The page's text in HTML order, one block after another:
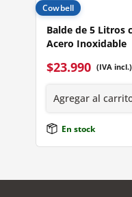
Cowbell
Balde de 5 Litros
Acero Inoxidable
$23.990 (IVA incl.)
Agregar al
En stock